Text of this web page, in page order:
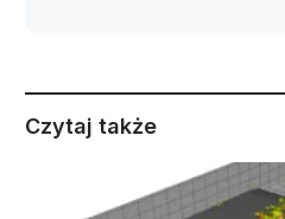
Czytaj także